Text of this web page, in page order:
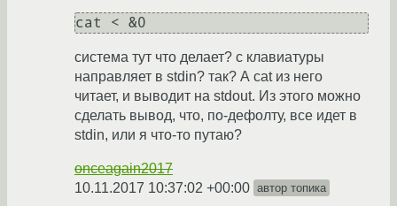
система тут что делает? с клавиатуры
направляет в stdin? так? А cat из него
читает, и выводит на stdout. Из этого можно
сделать вывод, что, по-дефолту, все идет в
stdin, или я что-то путаю?
onceagain2017
10.11.2017 10:37:02 +00:00 автор топика